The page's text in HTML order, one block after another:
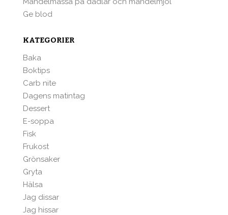
Ge blod
KATEGORIER
Baka
Boktips
Carb nite
Dagens matintag
Dessert
E-soppa
Fisk
Frukost
Grönsaker
Gryta
Hälsa
Jag dissar
Jag hissar